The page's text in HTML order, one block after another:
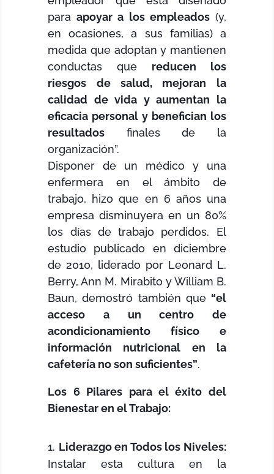
paraapoyar a los empleados(y,
en ocasiones, a sus familias) a
medida que adoptan y mantienen
conductas que reducen los
riesgos de salud, mejoran la
calidad de vida y aumentan la
eficacia personal y benefician los
resultados finales de la
organización”.
Disponer de un médico y una
enfermera en el ámbito de
trabajo, hizo que en 6 años una
empresa disminuyera en un 80%
los días de trabajo perdidos. El
estudio publicado en diciembre
de 2010, liderado por Leonard L.
Berry, Ann M. Mirabito y William B.
Baun, demostró también que “el
acceso a un centro de
acondicionamiento físico e
información nutricional en la
cafetería no son suficientes”.
Los 6 Pilares para el éxito del
Bienestar en el Trabajo:
Liderazgo en Todos los Niveles:
Instalar esta cultura en la